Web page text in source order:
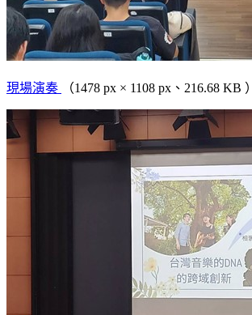
現場演奏 （1478 px × 1108 px、216.68 KB ）